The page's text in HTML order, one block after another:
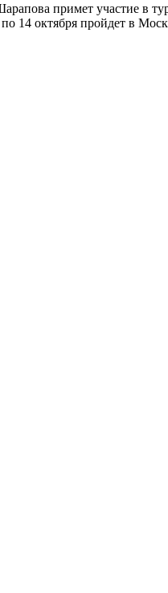
примет участие в
14 октября пройдет в